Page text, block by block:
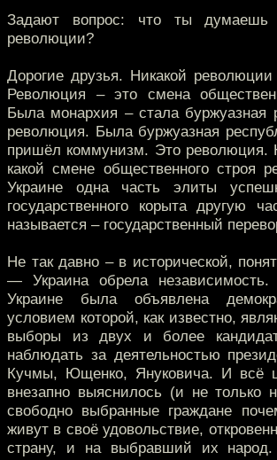
Задают вопрос: что ты думаешь
революции?
Дорогие друзья. Никакой революции
Революция – это смена
Была монархия – стала буржуазная
революция. Была буржуазная
пришёл коммунизм. Это революция.
какой смене общественного строя
Украине одна часть элиты
государственного корыта другую
называется – государственный
Не так давно – в исторической,
— Украина обрела
Украине была объявлена
условием которой, как известно,
выборы из двух и более
наблюдать за деятельностью
Кучмы, Ющенко, Януковича. И всё
внезапно выяснилось (и не только
свободно выбранные граждане
живут в своё удовольствие,
страну, и на выбравший их